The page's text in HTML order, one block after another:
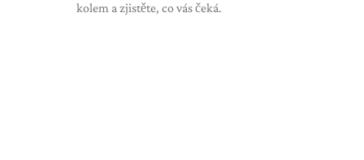
kolem a zjistěte, co vás čeká.